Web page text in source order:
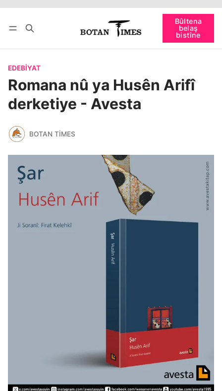
Bûltena
belaş
bistîne
bişopîne
EDEBIYAT
Romana nû ya Husên Arifî
derketiye - Avesta
BOTAN TIMES